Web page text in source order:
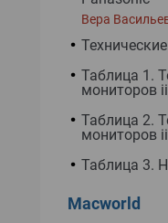
Вера
Таблица 1.
мониторов
Таблица 2.
мониторов
Таблица 3.
Macworld